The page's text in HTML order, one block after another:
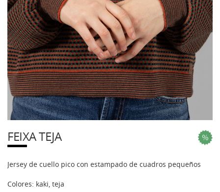
FEIXA TEJA
Jersey de cuello pico con estampado de cuadros pequeños
Colores: kaki, teja